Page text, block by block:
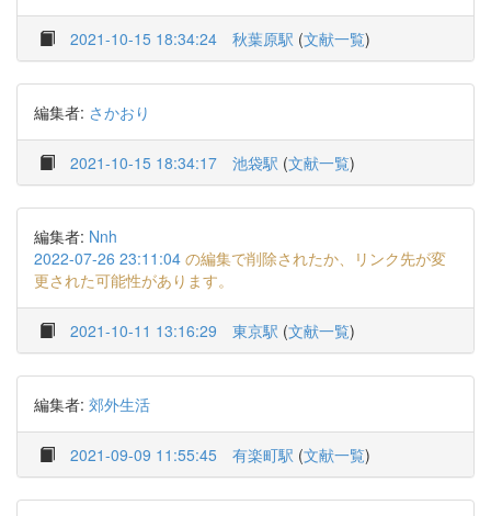
2021-10-15 18:34:24 秋葉原駅 (文献一覧)
編集者: さかおり
2021-10-15 18:34:17 池袋駅 (文献一覧)
編集者: Nnh
2022-07-26 23:11:04 の編集で削除されたか、リンク先が変
更された可能性があります。
2021-10-11 13:16:29 東京駅 (文献一覧)
編集者: 郊外生活
2021-09-09 11:55:45 有楽町駅 (文献一覧)